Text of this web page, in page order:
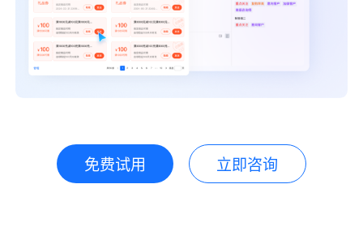
免费试用 立即咨询